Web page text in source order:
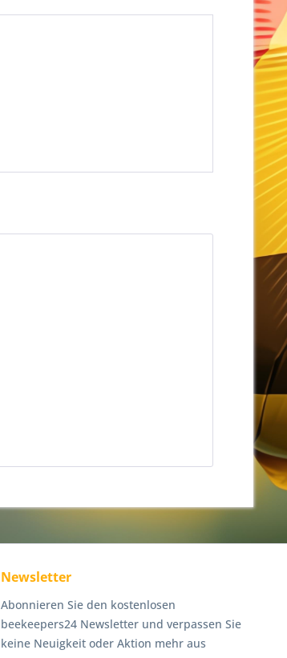
Newsletter
Abonnieren Sie den kostenlosen
beekeepers24 Newsletter und verpassen Sie
keine Neuigkeit oder Aktion mehr aus